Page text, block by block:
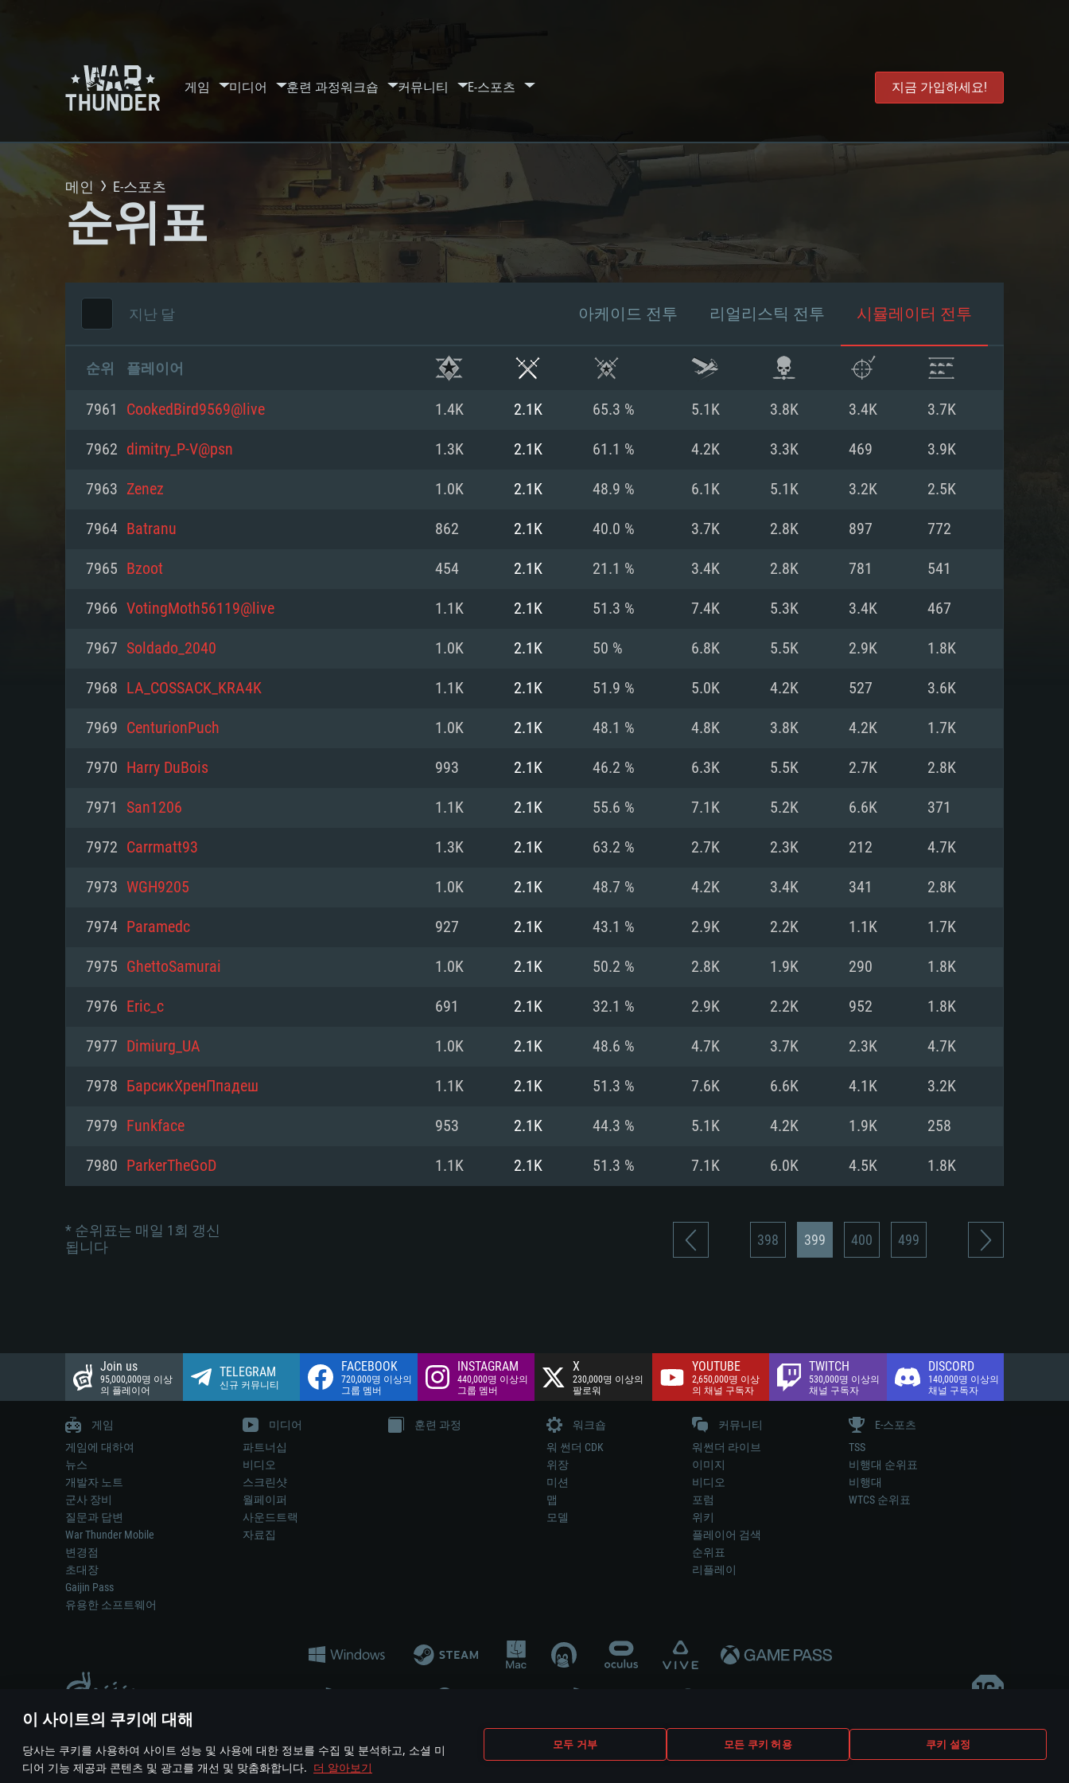
이 사이트의 쿠키에 대해
당사는 쿠키를 사용하여 사이트 성능 및 사용에 대한 정보를 수집 및 분석하고, 소셜 미
디어 기능 제공과 콘텐츠 및 광고를 개선 및 맞춤화합니다. 더 알아보기
모두 거부 모든 쿠키 허용 쿠키 설정
게임 미디어 훈련 과정워크숍 커뮤니티 E-스포츠 지금 가입하세요!
시스템 요구사항
PC MAC Linux
최소사양
운영체제: Windows 10 (64 bit)
프로세서: 2.2 GHz 듀얼코어 이상
메모리: 4GB
그래픽 카드: DirectX 11 이상을 지원하는 AMD
해상도: 720p
네트워크: 브로드밴드 인터넷
여유 저장 공간: 22.1 GB (최소 클라이언트)
권장 사양
운영체제: Windows 10/11 (64 bit)
프로세서: Intel Core i5 또는 Ryzen 5 3600 이상
메모리: 16 GB 이상
그래픽 카드: DirectX 11 이상을 지원하는 Nvidia
최소사양
운영체제: Mac OS Big Sur 11.0
프로세서: 최소 2.2 GHz의 Core i5 (Intel Xeon 은 지
(Mac), 혹은 이와 비슷한 성능을 가지는 Mac 버전
의 AMD/Nvidia. 최소 해상도: 720p
네트워크: 브로드밴드 인터넷
여유 저장 공간: 22.1 GB (최소 클라이언트)
권장 사양
운영체제: Mac OS Big Sur 11.0
프로세서: Core i7 (Intel Xeon 은 지원하지 않습니
네트워크: 브로드밴드 인터넷
여유 저장 공간: 62.2 GB (전체 클라이언트)
최소사양
운영체제: 64bit Linux 중 최신 버전
프로세서: 2.4 GHz 듀얼코어
메모리: 4 GB
그래픽 카드: Vulkan 을 지원하고, 최신 그래픽 드라
와 동급의 성능을 가지며 최신 그래픽 드라이버를
지원하는 AMD (6개월 미만; 최소사양 지원 해상도
권장 사양
운영체제: Ubuntu 20.04 64bit
프로세서: Intel Core i7
메모리: 16 GB
그래픽 카드: Vulkan 을 지원하고, 최신 그래픽 드라
와 동급의 성능을 가지며 최신 그래픽 드라이버를
지원하는 AMD RX 570 (6개월 미만; 최소사양 지원
메인 E-스포츠
순위표
지난 달 아케이드 전투 리얼리스틱 전투 시뮬레이터 전투
순위 플레이어
7961 CookedBird9569@live 1.4K 2.1K 65.3 % 5.1K 3.8K 3.4K 3.7K
7962 dimitry_P-V@psn 1.3K 2.1K 61.1 % 4.2K 3.3K 469 3.9K
7963 Zenez 1.0K 2.1K 48.9 % 6.1K 5.1K 3.2K 2.5K
7964 Batranu 862 2.1K 40.0 % 3.7K 2.8K 897 772
7965 Bzoot 454 2.1K 21.1 % 3.4K 2.8K 781 541
7966 VotingMoth56119@live 1.1K 2.1K 51.3 % 7.4K 5.3K 3.4K 467
7967 Soldado_2040 1.0K 2.1K 50 % 6.8K 5.5K 2.9K 1.8K
7968 LA_COSSACK_KRA4K 1.1K 2.1K 51.9 % 5.0K 4.2K 527 3.6K
7969 CenturionPuch 1.0K 2.1K 48.1 % 4.8K 3.8K 4.2K 1.7K
7970 Harry DuBois 993 2.1K 46.2 % 6.3K 5.5K 2.7K 2.8K
7971 San1206 1.1K 2.1K 55.6 % 7.1K 5.2K 6.6K 371
7972 Carrmatt93 1.3K 2.1K 63.2 % 2.7K 2.3K 212 4.7K
7973 WGH9205 1.0K 2.1K 48.7 % 4.2K 3.4K 341 2.8K
7974 Paramedc 927 2.1K 43.1 % 2.9K 2.2K 1.1K 1.7K
7975 GhettoSamurai 1.0K 2.1K 50.2 % 2.8K 1.9K 290 1.8K
7976 Eric_c 691 2.1K 32.1 % 2.9K 2.2K 952 1.8K
7977 Dimiurg_UA 1.0K 2.1K 48.6 % 4.7K 3.7K 2.3K 4.7K
7978 БарсикХренПпадеш 1.1K 2.1K 51.3 % 7.6K 6.6K 4.1K 3.2K
7979 Funkface 953 2.1K 44.3 % 5.1K 4.2K 1.9K 258
7980 ParkerTheGoD 1.1K 2.1K 51.3 % 7.1K 6.0K 4.5K 1.8K
* 순위표는 매일 1회 갱신
됩니다
398 399 400 499
Join us
95,000,000명 이상
의 플레이어
TELEGRAM
신규 커뮤니티
FACEBOOK
720,000명 이상의
그룹 멤버
INSTAGRAM
440,000명 이상의
그룹 멤버
X
230,000명 이상의
팔로워
YOUTUBE
2,650,000명 이상
의 채널 구독자
TWITCH
530,000명 이상의
채널 구독자
DISCORD
140,000명 이상의
채널 구독자
게임
게임에 대하여
뉴스
개발자 노트
군사 장비
질문과 답변
War Thunder Mobile
변경점
초대장
Gaijin Pass
유용한 소프트웨어
미디어
파트너십
비디오
스크린샷
월페이퍼
사운드트랙
자료집
훈련 과정
워크숍
워 썬더 CDK
위장
미션
맵
모델
커뮤니티
워썬더 라이브
이미지
비디오
포럼
위키
플레이어 검색
순위표
리플레이
E-스포츠
TSS
비행대 순위표
비행대
WTCS 순위표
게임 에서 어떠한 현실의 무기나 차량을 묘사하는 것은 무기 개발 업체나 장비 제조 업체가 게임 개발 후원 또는 홍보에 참여하지 않습니다..
© 2011—2026 Gaijin Games Kft. All trademarks, logos and brand names are the property of their respective owners.
이용 약관 이용 약관